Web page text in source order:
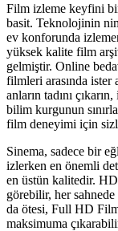
Film izleme keyfini
basit. Teknolojinin
ev konforunda
yüksek kalite film
gelmiştir. Online
filmleri arasında ister
anların tadını
bilim kurgunun
film deneyimi için
Sinema, sadece bir
izlerken en önemli
en üstün kalitedir.
görebilir, her
da ötesi, Full HD
maksimuma